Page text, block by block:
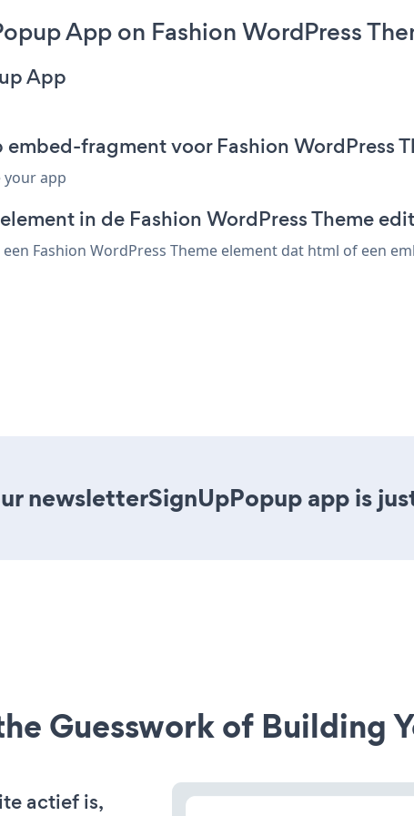
App on Fashion WordPress
App
fragment voor Fashion WordPress
your app
in de Fashion WordPress Theme
Fashion WordPress Theme element dat html of een
newsletterSignUpPopup app is
Guesswork of Building
actief is,